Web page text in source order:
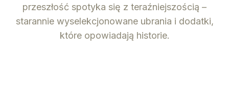
przeszłość spotyka się z teraźniejszością –
starannie wyselekcjonowane ubrania i dodatki,
które opowiadają historie.